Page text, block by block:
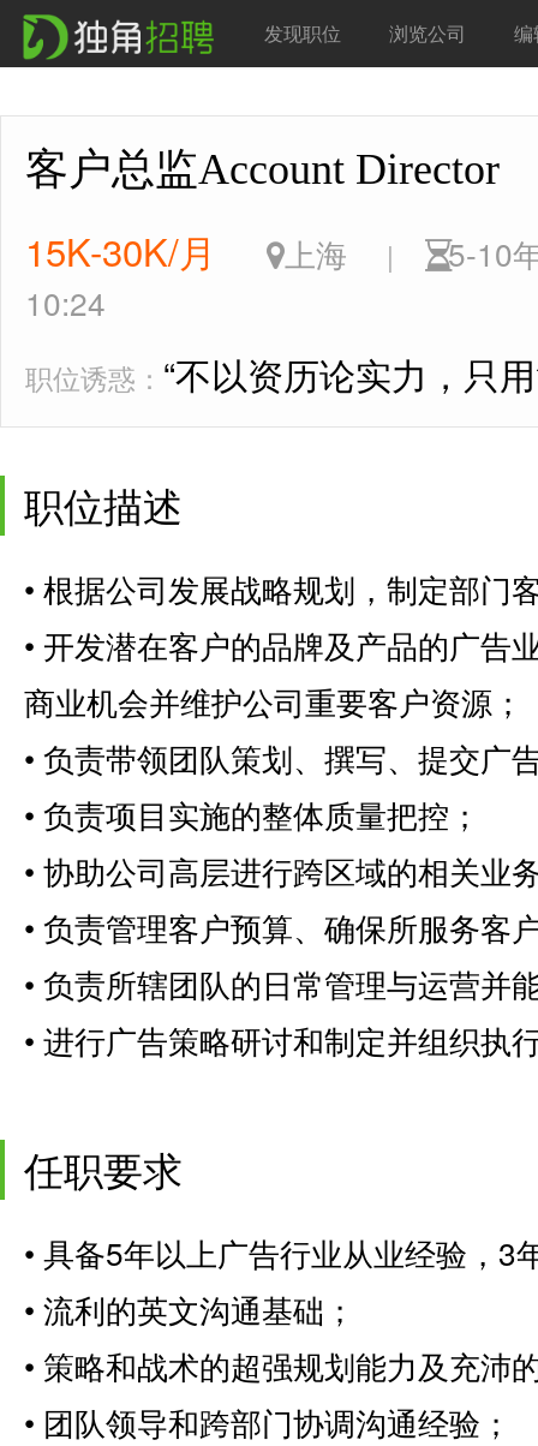
发现职位 浏览公司 编
客户总监Account
15K-30K/月 上海 |
5-
10:24
职位诱惑： “不以资历论实力，只
职位描述
• 根据公司发展战略规划，制定部门
• 开发潜在客户的品牌及产品的广告
商业机会并维护公司重要客户资源；
• 负责带领团队策划、撰写、提交广
• 负责项目实施的整体质量把控；
• 协助公司高层进行跨区域的相关业
• 负责管理客户预算、确保所服务客
• 负责所辖团队的日常管理与运营并
• 进行广告策略研讨和制定并组织执
任职要求
• 具备5年以上广告行业从业经验，3
• 流利的英文沟通基础；
• 策略和战术的超强规划能力及充沛
• 团队领导和跨部门协调沟通经验；